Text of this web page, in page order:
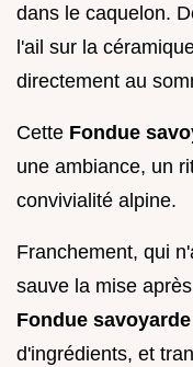
dans le caquelon.
l'ail sur la
directement au
Cette Fondue
une ambiance, un
convivialité alpine.
Franchement, qui
sauve la mise
Fondue savoyarde
d'ingrédients, et